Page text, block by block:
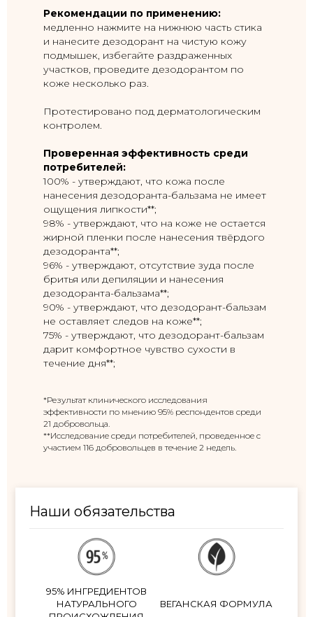
Рекомендации по применению:
медленно нажмите на нижнюю часть стика
и нанесите дезодорант на чистую кожу
подмышек, избегайте раздраженных
участков, проведите дезодорантом по
коже несколько раз.
Протестировано под дерматологическим
контролем.
Проверенная эффективность среди
потребителей:
100% - утверждают, что кожа после
нанесения дезодоранта-бальзама не имеет
ощущения липкости**;
98% - утверждают, что на коже не остается
жирной пленки после нанесения твёрдого
дезодоранта**;
96% - утверждают, отсутствие зуда после
бритья или депиляции и нанесения
дезодоранта-бальзама**;
90% - утверждают, что дезодорант-бальзам
не оставляет следов на коже**;
75% - утверждают, что дезодорант-бальзам
дарит комфортное чувство сухости в
течение дня**;
*Результат клинического исследования
эффективности по мнению 95% респондентов среди
21 добровольца.
**Исследование среди потребителей, проведенное с
участием 116 добровольцев в течение 2 недель.
Наши обязательства
95% ИНГРЕДИЕНТОВ
НАТУРАЛЬНОГО
ВЕГАНСКАЯ ФОРМУЛА